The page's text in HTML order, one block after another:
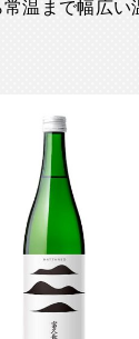
温まで幅広い